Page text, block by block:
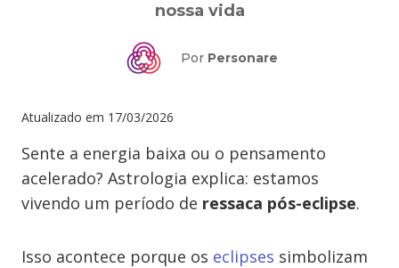
nossa vida
Por Personare
Atualizado em 17/03/2026
Sente a energia baixa ou o pensamento
acelerado? Astrologia explica: estamos
vivendo um período de ressaca pós-eclipse.
Isso acontece porque os eclipses simbolizam